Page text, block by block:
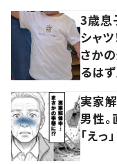
3歳息
シャ
さか
るはず
実家
男性
「えっ」